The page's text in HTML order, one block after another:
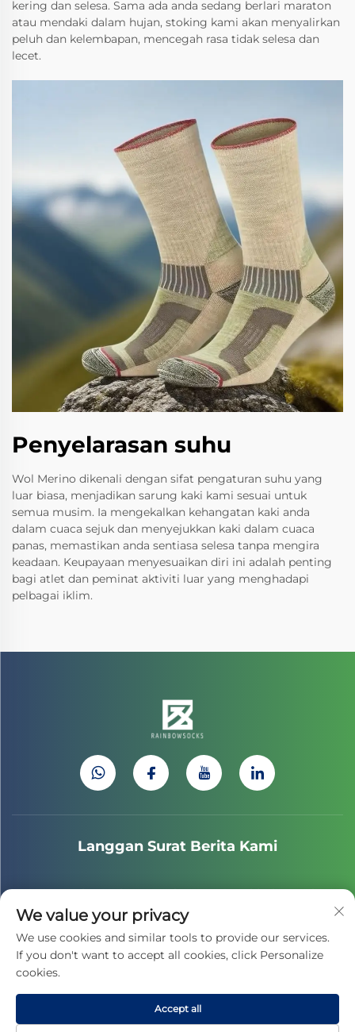
kering dan selesa. Sama ada anda sedang berlari maraton
atau mendaki dalam hujan, stoking kami akan menyalirkan
peluh dan kelembapan, mencegah rasa tidak selesa dan
lecet.
Penyelarasan suhu
Wol Merino dikenali dengan sifat pengaturan suhu yang
luar biasa, menjadikan sarung kaki kami sesuai untuk
semua musim. Ia mengekalkan kehangatan kaki anda
dalam cuaca sejuk dan menyejukkan kaki dalam cuaca
panas, memastikan anda sentiasa selesa tanpa mengira
keadaan. Keupayaan menyesuaikan diri ini adalah penting
bagi atlet dan peminat aktiviti luar yang menghadapi
pelbagai iklim.
Langgan Surat Berita Kami
Sertai surat berita kita untuk menerima khabar terkini
industri, kemaskini dan penerangan dari pasukan kami.
We value your privacy
We use cookies and similar tools to provide our services.
If you don't want to accept all cookies, click Personalize
cookies.
Accept all